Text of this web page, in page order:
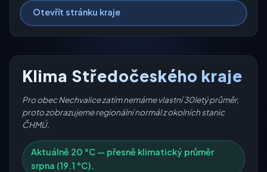
Otevřít stránku kraje
Klima Středočeského kraje
Pro obec Nechvalice zatím nemáme vlastní 30letý průměr,
proto zobrazujeme regionální normál z okolních stanic
ČHMÚ.
Aktuálně 20 °C — přesně klimatický průměr
srpna (19.1 °C).